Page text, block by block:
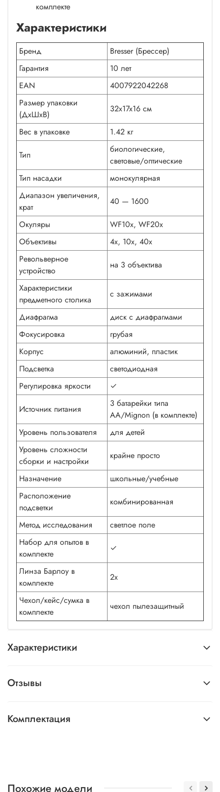
комплекте
Характеристики
Бренд
Bresser (Брессер)
Гарантия
10 лет
EAN
4007922042268
Размер упаковки
(ДxШxВ)
32x17x16 см
Вес в упаковке 1.42 кг
Тип
биологические,
световые/оптические
Тип насадки
монокулярная
Диапазон увеличения,
крат
40 — 1600
Окуляры
WF10x, WF20x
Объективы
4x, 10x, 40x
Револьверное
устройство
на 3 объектива
Характеристики
предметного столика
с зажимами
Диафрагма
диск с диафрагмами
Фокусировка
грубая
Корпус
алюминий, пластик
Подсветка
светодиодная
Регулировка яркости
✓
Источник питания
3 батарейки типа
AA/Mignon (в комплекте)
Уровень пользователя
для детей
Уровень сложности
сборки и настройки
крайне просто
Назначение
школьные/учебные
Расположение
подсветки
комбинированная
Метод исследования
светлое поле
Набор для опытов в
комплекте
✓
Линза Барлоу в
комплекте
2х
Чехол/кейс/сумка в
комплекте
чехол пылезащитный
Характеристики
Отзывы
Комплектация
Похожие модели